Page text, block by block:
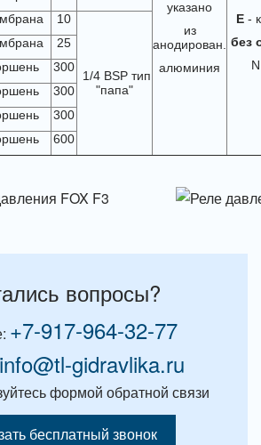
указано
из
анодирован.
алюминия
E-
без
10
1/4 BSP тип
"папа"
25
300
300
300
600
вопросы?
+7-917-964-32-77
info@tl-gidravlika.ru
формой обратной связи
бесплатный звонок